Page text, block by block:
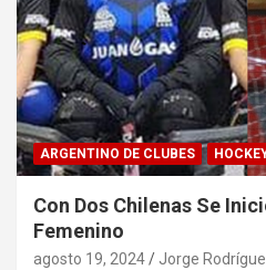
ARGENTINO DE CLUBES
Con Dos Chilenas Se
Femenino
agosto 19, 2024 Jorge